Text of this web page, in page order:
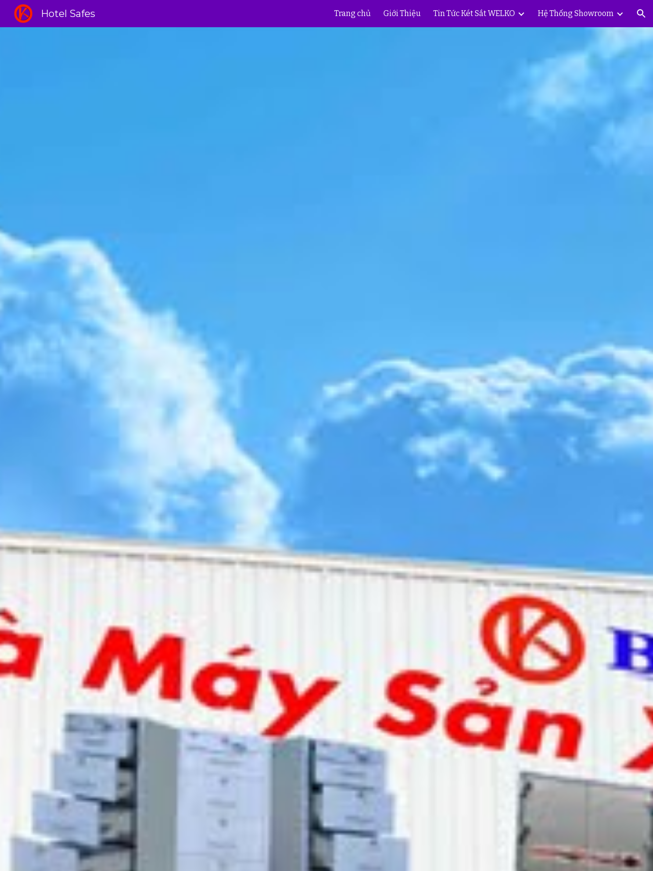
Skip to navigation
Hotel Safes Trang chủ Giới Thiệu Tin Tức Két Sắt WELKO Hệ Thống Showroom